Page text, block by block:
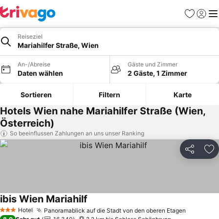
Favoriten
Reiseziel
Mariahilfer Straße, Wien
An-/Abreise
Daten wählen
Gäste und Zimmer
2 Gäste, 1 Zimmer
Sortieren Filtern Karte
Hotels Wien nahe Mariahilfer Straße (Wien,
Österreich)
So beeinflussen Zahlungen an uns unser Ranking
Teilen
3 SterneHotel Panoramablick auf die Stadt von den oberen Etagen
ibis Wien Mariahilf